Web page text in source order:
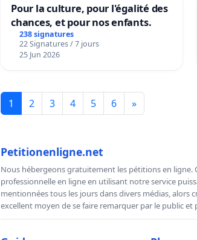
Pour la culture, pour l'égalité des
chances, et pour nos enfants.
238 signatures
22 Signatures / 7 jours
25 Jun 2026
1 2 3 4 5 6 »
Petitionenligne.net
Nous hébergeons gratuitement les pétitions en ligne.
professionnelle en ligne en utilisant notre service
mentionnées tous les jours dans divers médias, alors
excellent moyen de se faire remarquer par le public et